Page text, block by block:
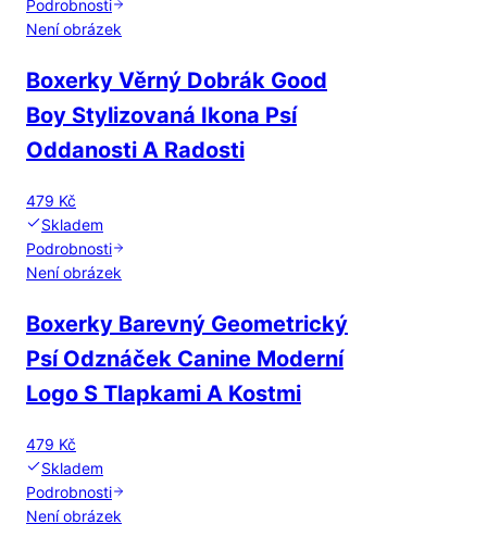
Podrobnosti
Není obrázek
Boxerky Věrný Dobrák Good
Boy Stylizovaná Ikona Psí
Oddanosti A Radosti
479 Kč
Skladem
Podrobnosti
Není obrázek
Boxerky Barevný Geometrický
Psí Odznáček Canine Moderní
Logo S Tlapkami A Kostmi
479 Kč
Skladem
Podrobnosti
Není obrázek